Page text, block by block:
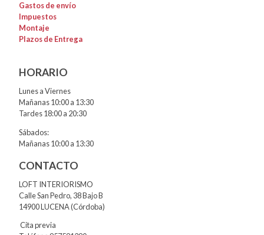
Gastos de envío
Impuestos
Montaje
Plazos de Entrega
HORARIO
Lunes a Viernes
Mañanas 10:00 a 13:30
Tardes 18:00 a 20:30
Sábados:
Mañanas 10:00 a 13:30
CONTACTO
LOFT INTERIORISMO
Calle San Pedro, 38 Bajo B
14900 LUCENA (Córdoba)
Cita previa